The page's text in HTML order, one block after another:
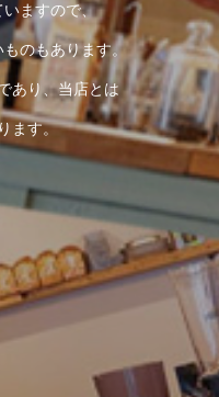
いますので、
のもあります。
あり、当店とは
ます。